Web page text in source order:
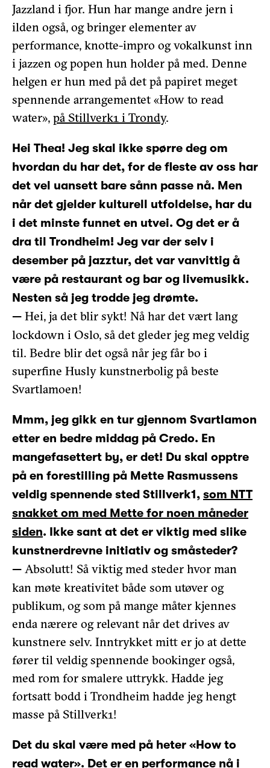
Jazzland i fjor. Hun har mange andre jern i
ilden også, og bringer elementer av
performance, knotte-impro og vokalkunst inn
i jazzen og popen hun holder på med. Denne
helgen er hun med på det på papiret meget
spennende arrangementet «How to read
water», på Stillverk1 i Trondy.
Hei Thea! Jeg skal ikke spørre deg om
hvordan du har det, for de fleste av oss har
det vel uansett bare sånn passe nå. Men
når det gjelder kulturell utfoldelse, har du
i det minste funnet en utvei. Og det er å
dra til Trondheim! Jeg var der selv i
desember på jazztur, det var vanvittig å
være på restaurant og bar og livemusikk.
Nesten så jeg trodde jeg drømte.
— Hei, ja det blir sykt! Nå har det vært lang
lockdown i Oslo, så det gleder jeg meg veldig
til. Bedre blir det også når jeg får bo i
superfine Husly kunstnerbolig på beste
Svartlamoen!
Mmm, jeg gikk en tur gjennom Svartlamon
etter en bedre middag på Credo. En
mangefasettert by, er det! Du skal opptre
på en forestilling på Mette Rasmussens
veldig spennende sted Stillverk1, som NTT
snakket om med Mette for noen måneder
siden. Ikke sant at det er viktig med slike
kunstnerdrevne initiativ og småsteder?
— Absolutt! Så viktig med steder hvor man
kan møte kreativitet både som utøver og
publikum, og som på mange måter kjennes
enda nærere og relevant når det drives av
kunstnere selv. Inntrykket mitt er jo at dette
fører til veldig spennende bookinger også,
med rom for smalere uttrykk. Hadde jeg
fortsatt bodd i Trondheim hadde jeg hengt
masse på Stillverk1!
Det du skal være med på heter «How to
read water». Det er en performance nå i